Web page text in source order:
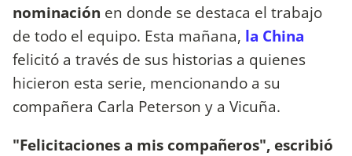
nominación en donde se destaca el trabajo
de todo el equipo. Esta mañana, la China
felicitó a través de sus historias a quienes
hicieron esta serie, mencionando a su
compañera Carla Peterson y a Vicuña.
"Felicitaciones a mis compañeros", escribió